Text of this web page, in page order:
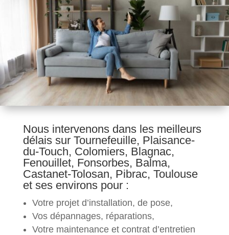
Nous intervenons dans les meilleurs
délais sur Tournefeuille, Plaisance-
du-Touch, Colomiers, Blagnac,
Fenouillet, Fonsorbes, Balma,
Castanet-Tolosan, Pibrac, Toulouse
et ses environs pour :
Votre projet d’installation, de pose,
Vos dépannages, réparations,
Votre maintenance et contrat d’entretien